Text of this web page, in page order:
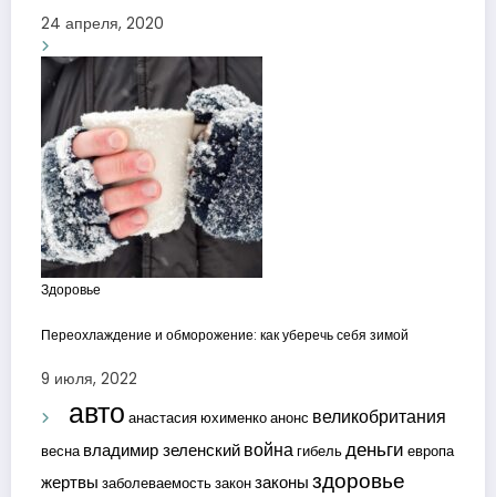
24 апреля, 2020
Здоровье
Переохлаждение и обморожение: как уберечь себя зимой
9 июля, 2022
авто анастасия юхименкоанонс великобритания
весна владимир зеленскийвойнагибельденьги европа
жертвы заболеваемостьзаконзаконыздоровье